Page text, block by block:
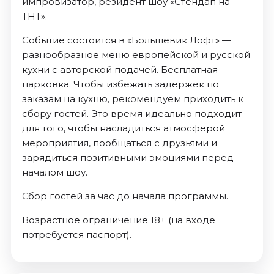
ТНТ».
Событие состоится в «Большевик Лофт» —
разнообразное меню европейской и русской
кухни с авторской подачей. Бесплатная
парковка. Чтобы избежать задержек по
заказам на кухню, рекомендуем приходить к
сбору гостей. Это время идеально подходит
для того, чтобы насладиться атмосферой
мероприятия, пообщаться с друзьями и
зарядиться позитивными эмоциями перед
началом шоу.
Сбор гостей за час до начала программы.
Возрастное ограничение 18+ (на входе
потребуется паспорт).